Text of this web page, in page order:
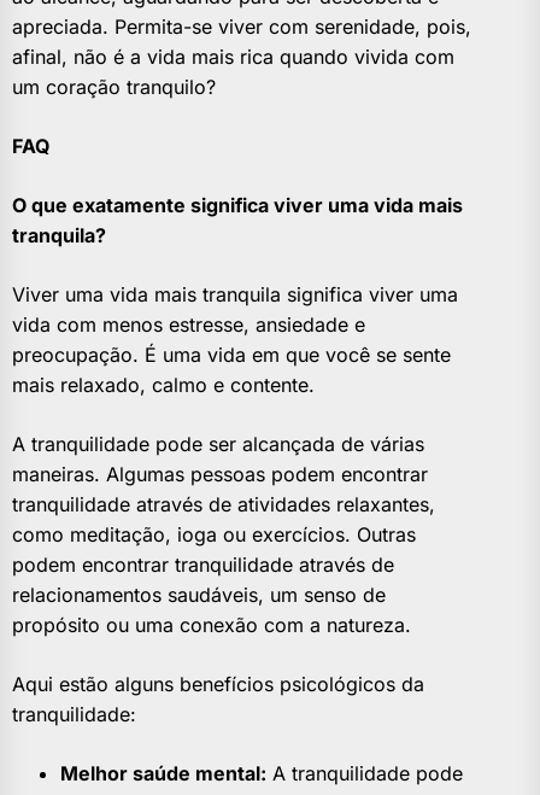
apreciada. Permita-se viver com serenidade, pois,
afinal, não é a vida mais rica quando vivida com
um coração tranquilo?
FAQ
O que exatamente significa viver uma vida mais
tranquila?
Viver uma vida mais tranquila significa viver uma
vida com menos estresse, ansiedade e
preocupação. É uma vida em que você se sente
mais relaxado, calmo e contente.
A tranquilidade pode ser alcançada de várias
maneiras. Algumas pessoas podem encontrar
tranquilidade através de atividades relaxantes,
como meditação, ioga ou exercícios. Outras
podem encontrar tranquilidade através de
relacionamentos saudáveis, um senso de
propósito ou uma conexão com a natureza.
Aqui estão alguns benefícios psicológicos da
tranquilidade:
Melhor saúde mental: A tranquilidade pode